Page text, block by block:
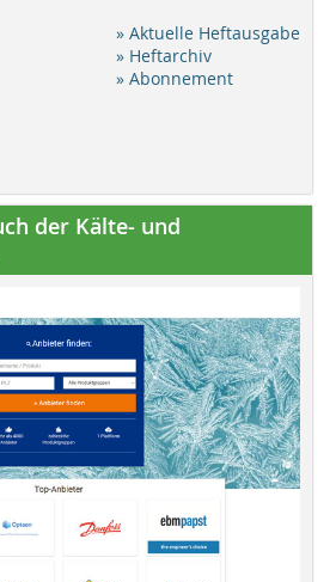
» Aktuelle Heftausgabe
» Heftarchiv
» Abonnement
der Kälte- und